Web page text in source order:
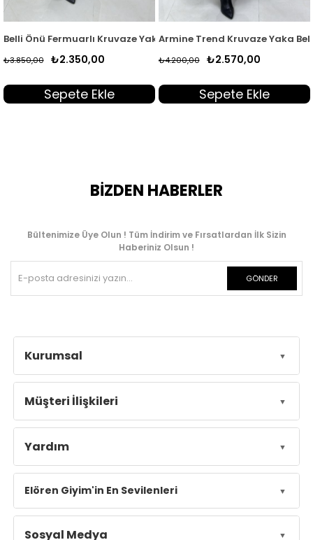
747
Kadın Kaşe Kaban Bej BELLİ 7003
Belli Önü Fermuarlı Kruvaze Yaka Kadın Kaşe Kaban Siyah BELLİ
₺2.350,00
₺3.850,00
Sepete Ekle
Armine Trend Kruvaze Yaka
₺2.570,00
₺4.200,00
Sepete Ekle
BİZDEN HABERLER
Bültenimize Üye Olun ! Tüm İndirim ve Fırsatlardan İlk Sizin
Haberiniz Olsun !
GÖNDER
Kurumsal
Müşteri İlişkileri
Yardım
Elören Giyim'in En Sevilenleri
Sosyal Medya